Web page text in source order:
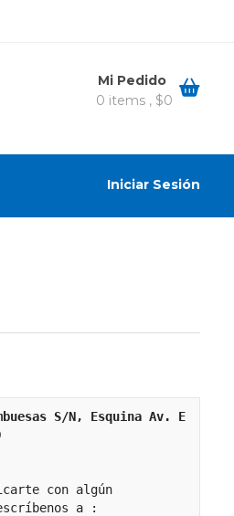
Mi Pedido
0 items , $0
Iniciar Sesión
S/N, Esquina Av. E
con algún
a :